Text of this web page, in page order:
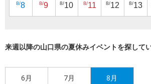
8/8 8/9 8/10 8/11 8/12 8/13
来週以降の山口県の夏休みイベントを探して
6月 7月 8月